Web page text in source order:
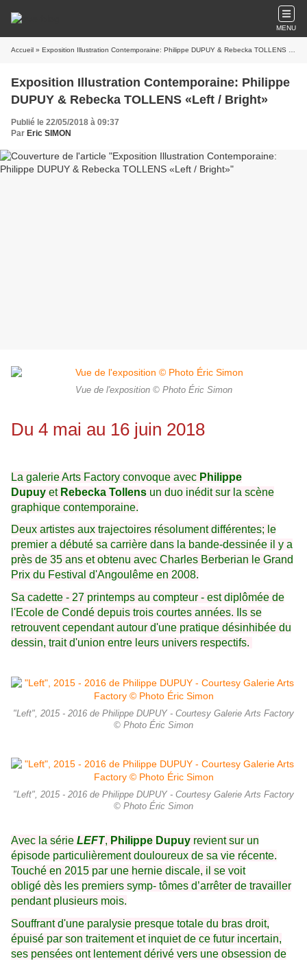
MENU
Accueil » Exposition Illustration Contemporaine: Philippe DUPUY & Rebecka TOLLENS «Left / Bright»
Exposition Illustration Contemporaine: Philippe
DUPUY & Rebecka TOLLENS «Left / Bright»
Publié le 22/05/2018 à 09:37
Par Eric SIMON
Vue de l'exposition © Photo Éric Simon
Du 4 mai au 16 juin 2018
La galerie Arts Factory convoque avec Philippe
Dupuy et Rebecka Tollens un duo inédit sur la scène
graphique contemporaine.
Deux artistes aux trajectoires résolument différentes; le
premier a débuté sa carrière dans la bande-dessinée il y a
près de 35 ans et obtenu avec Charles Berberian le Grand
Prix du Festival d'Angoulême en 2008.
Sa cadette - 27 printemps au compteur - est diplômée de
l'Ecole de Condé depuis trois courtes années. Ils se
retrouvent cependant autour d'une pratique désinhibée du
dessin, trait d'union entre leurs univers respectifs.
"Left", 2015 - 2016 de Philippe DUPUY - Courtesy Galerie Arts Factory
© Photo Éric Simon
"Left", 2015 - 2016 de Philippe DUPUY - Courtesy Galerie Arts Factory
© Photo Éric Simon
Avec la série LEFT, Philippe Dupuy revient sur un
épisode particulièrement douloureux de sa vie récente.
Touché en 2015 par une hernie discale, il se voit
obligé dès les premiers symp- tômes d’arrêter de travailler
pendant plusieurs mois.
Souffrant d'une paralysie presque totale du bras droit,
épuisé par son traitement et inquiet de ce futur incertain,
ses pensées ont lentement dérivé vers une obsession de